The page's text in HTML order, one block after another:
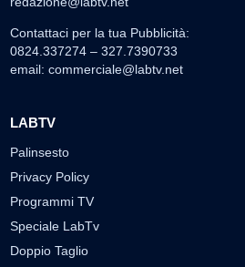
Contattaci per la tua Pubblicità:
0824.337274 – 327.7390733
email: commerciale@labtv.net
LABTV
Palinsesto
Privacy Policy
Programmi TV
Speciale LabTv
Doppio Taglio